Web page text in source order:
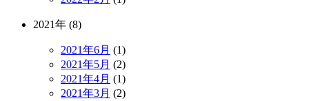
2021年 (8)
2021年6月 (1)
2021年5月 (2)
2021年4月 (1)
2021年3月 (2)